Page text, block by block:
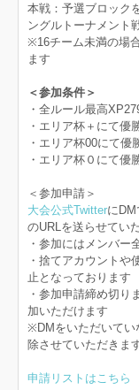
本戦：予選ブロック
ングルトーナメント
※16チーム未満の場
ます
＜参加条件＞
・全ルール最高
・エリア杯＋にて優
・エリア杯00にて優
・エリア杯０にて優
＜参加申請＞
大会公式Twitterに
のURLを送らせてい
・参加にはメンバー
・捨てアカウントや
止となっております
・参加申請締め切り
加いただけます
※DMをいただいてい
除させていただきま
申請リストはこちら